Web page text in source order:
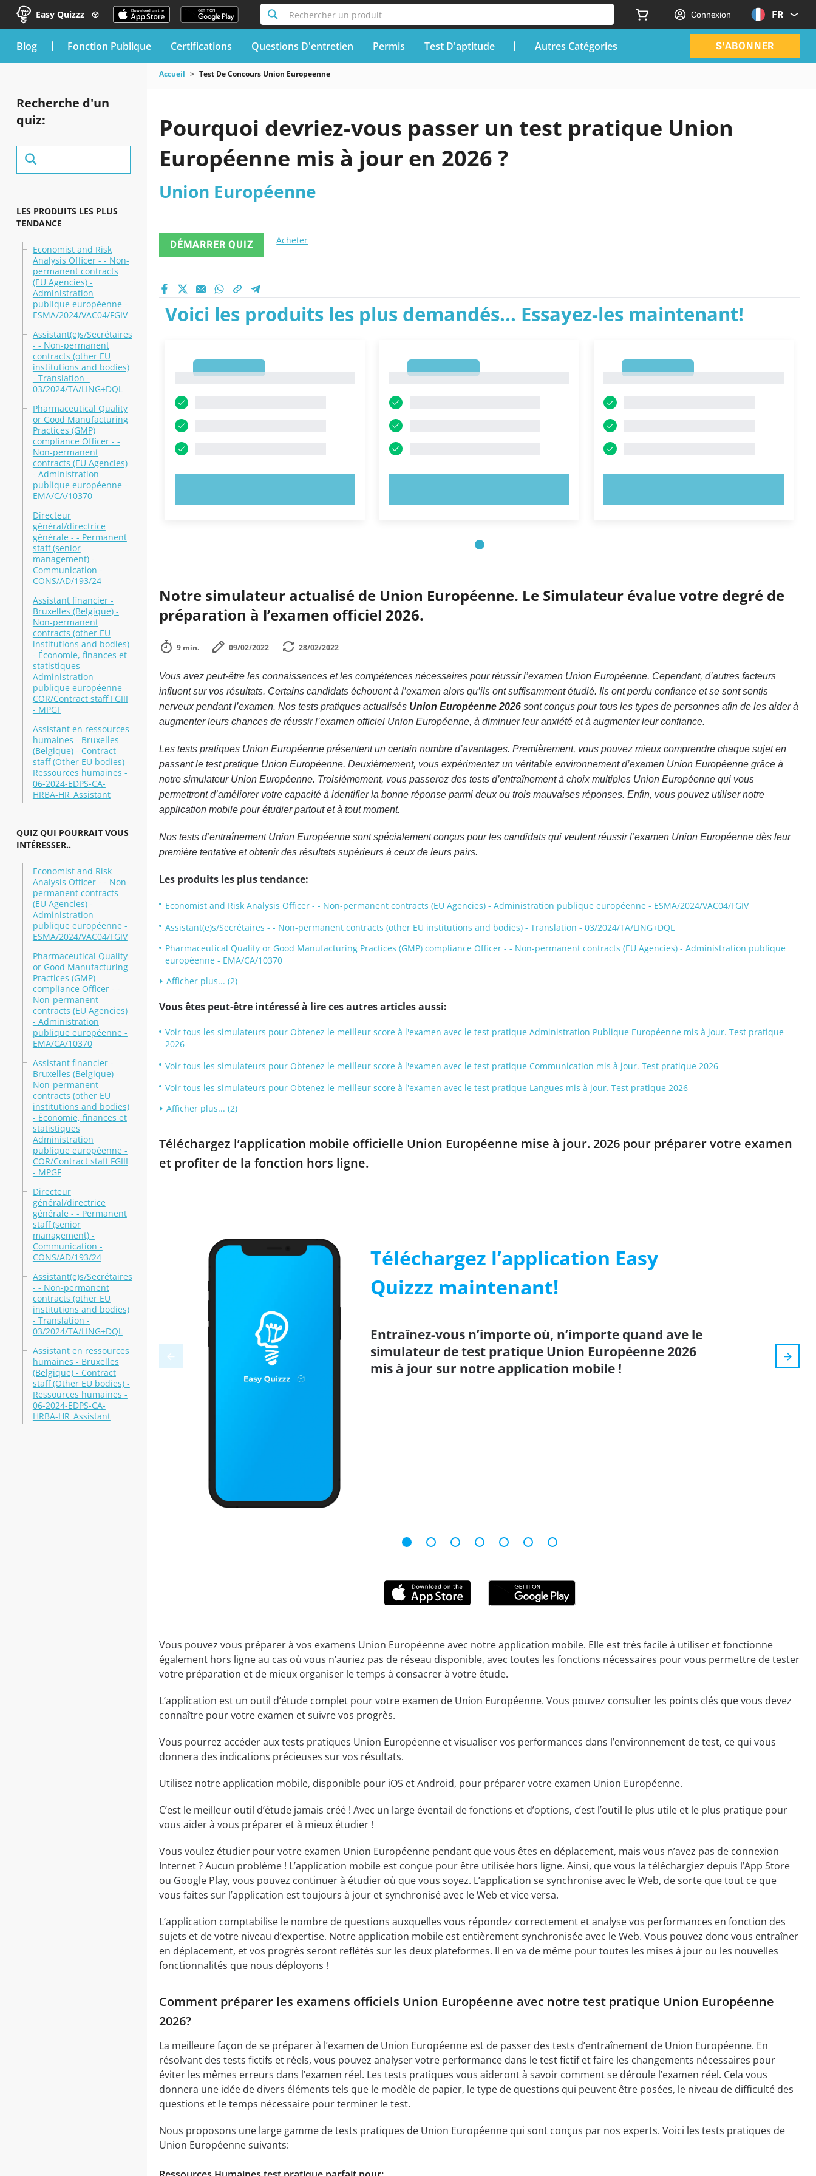
Easy Quizzz Rechercher un produit Connexion FR
blog Fonction Publique Certifications Questions D'entretien Permis Test D'aptitude Autres Catégories S'ABONNER
Recherche d'un
quiz:
LES PRODUITS LES PLUS
TENDANCE
Economist and Risk
Analysis Officer - - Non-
permanent contracts
(EU Agencies) -
Administration
publique européenne -
ESMA/2024/VAC04/FGIV
Assistant(e)s/Secrétaires
- - Non-permanent
contracts (other EU
institutions and bodies)
- Translation -
03/2024/TA/LING+DQL
Pharmaceutical Quality
or Good Manufacturing
Practices (GMP)
compliance Officer - -
Non-permanent
contracts (EU Agencies)
- Administration
publique européenne -
EMA/CA/10370
Directeur
général/directrice
générale - - Permanent
staff (senior
management) -
Communication -
CONS/AD/193/24
Assistant financier -
Bruxelles (Belgique) -
Non-permanent
contracts (other EU
institutions and bodies)
- Économie, finances et
statistiques
Administration
publique européenne -
COR/Contract staff FGIII
- MPGF
Assistant en ressources
humaines - Bruxelles
(Belgique) - Contract
staff (Other EU bodies) -
Ressources humaines -
06-2024-EDPS-CA-
HRBA-HR_Assistant
QUIZ QUI POURRAIT VOUS
INTÉRESSER..
Economist and Risk
Analysis Officer - - Non-
permanent contracts
(EU Agencies) -
Administration
publique européenne -
ESMA/2024/VAC04/FGIV
Pharmaceutical Quality
or Good Manufacturing
Practices (GMP)
compliance Officer - -
Non-permanent
contracts (EU Agencies)
- Administration
publique européenne -
EMA/CA/10370
Assistant financier -
Bruxelles (Belgique) -
Non-permanent
contracts (other EU
institutions and bodies)
- Économie, finances et
statistiques
Administration
publique européenne -
COR/Contract staff FGIII
- MPGF
Directeur
général/directrice
générale - - Permanent
staff (senior
management) -
Communication -
CONS/AD/193/24
Assistant(e)s/Secrétaires
- - Non-permanent
contracts (other EU
institutions and bodies)
- Translation -
03/2024/TA/LING+DQL
Assistant en ressources
humaines - Bruxelles
(Belgique) - Contract
staff (Other EU bodies) -
Ressources humaines -
06-2024-EDPS-CA-
HRBA-HR_Assistant
Accueil Test De Concours Union Europeenne
Pourquoi devriez-vous passer un test pratique Union
Européenne mis à jour en 2026 ?
Union Européenne
DÉMARRER QUIZ Acheter
Voici les produits les plus demandés... Essayez-les maintenant!
Notre simulateur actualisé de Union Européenne. Le Simulateur évalue votre degré de
préparation à l’examen officiel 2026.
9 min. 09/02/2022 28/02/2022
Vous avez peut-être les connaissances et les compétences nécessaires pour réussir l’examen Union Européenne. Cependant, d’autres facteurs
influent sur vos résultats. Certains candidats échouent à l’examen alors qu’ils ont suffisamment étudié. Ils ont perdu confiance et se sont sentis
nerveux pendant l’examen. Nos tests pratiques actualisés Union Européenne 2026sont conçus pour tous les types de personnes afin de les aider à
augmenter leurs chances de réussir l’examen officiel Union Européenne, à diminuer leur anxiété et à augmenter leur confiance.
Les tests pratiques Union Européenne présentent un certain nombre d’avantages. Premièrement, vous pouvez mieux comprendre chaque sujet en
passant le test pratique Union Européenne. Deuxièmement, vous expérimentez un véritable environnement d’examen Union Européenne grâce à
notre simulateur Union Européenne. Troisièmement, vous passerez des tests d’entraînement à choix multiples Union Européenne qui vous
permettront d’améliorer votre capacité à identifier la bonne réponse parmi deux ou trois mauvaises réponses. Enfin, vous pouvez utiliser notre
application mobile pour étudier partout et à tout moment.
Nos tests d’entraînement Union Européenne sont spécialement conçus pour les candidats qui veulent réussir l’examen Union Européenne dès leur
première tentative et obtenir des résultats supérieurs à ceux de leurs pairs.
Les produits les plus tendance:
Economist and Risk Analysis Officer - - Non-permanent contracts (EU Agencies) - Administration publique européenne - ESMA/2024/VAC04/FGIV
Assistant(e)s/Secrétaires - - Non-permanent contracts (other EU institutions and bodies) - Translation - 03/2024/TA/LING+DQL
Pharmaceutical Quality or Good Manufacturing Practices (GMP) compliance Officer - - Non-permanent contracts (EU Agencies) - Administration publique
européenne - EMA/CA/10370
Afficher plus... (2)
Vous êtes peut-être intéressé à lire ces autres articles aussi:
Voir tous les simulateurs pour Obtenez le meilleur score à l'examen avec le test pratique Administration Publique Européenne mis à jour. Test pratique
2026
Voir tous les simulateurs pour Obtenez le meilleur score à l'examen avec le test pratique Communication mis à jour. Test pratique 2026
Voir tous les simulateurs pour Obtenez le meilleur score à l'examen avec le test pratique Langues mis à jour. Test pratique 2026
Afficher plus... (2)
Téléchargez l’application mobile officielle Union Européenne mise à jour. 2026 pour préparer votre examen
et profiter de la fonction hors ligne.
Téléchargez l’application Easy
Quizzz maintenant!
Entraînez-vous n’importe où, n’importe quand ave le
simulateur de test pratique Union Européenne 2026
mis à jour sur notre application mobile !
Vous pouvez vous préparer à vos examens Union Européenne avec notre application mobile. Elle est très facile à utiliser et fonctionne
également hors ligne au cas où vous n’auriez pas de réseau disponible, avec toutes les fonctions nécessaires pour vous permettre de tester
votre préparation et de mieux organiser le temps à consacrer à votre étude.
L’application est un outil d’étude complet pour votre examen de Union Européenne. Vous pouvez consulter les points clés que vous devez
connaître pour votre examen et suivre vos progrès.
Vous pourrez accéder aux tests pratiques Union Européenne et visualiser vos performances dans l’environnement de test, ce qui vous
donnera des indications précieuses sur vos résultats.
Utilisez notre application mobile, disponible pour iOS et Android, pour préparer votre examen Union Européenne.
C’est le meilleur outil d’étude jamais créé ! Avec un large éventail de fonctions et d’options, c’est l’outil le plus utile et le plus pratique pour
vous aider à vous préparer et à mieux étudier !
Vous voulez étudier pour votre examen Union Européenne pendant que vous êtes en déplacement, mais vous n’avez pas de connexion
Internet ? Aucun problème ! L’application mobile est conçue pour être utilisée hors ligne. Ainsi, que vous la téléchargiez depuis l’App Store
ou Google Play, vous pouvez continuer à étudier où que vous soyez. L’application se synchronise avec le Web, de sorte que tout ce que
vous faites sur l’application est toujours à jour et synchronisé avec le Web et vice versa.
L’application comptabilise le nombre de questions auxquelles vous répondez correctement et analyse vos performances en fonction des
sujets et de votre niveau d’expertise. Notre application mobile est entièrement synchronisée avec le Web. Vous pouvez donc vous entraîner
en déplacement, et vos progrès seront reflétés sur les deux plateformes. Il en va de même pour toutes les mises à jour ou les nouvelles
fonctionnalités que nous déployons !
Comment préparer les examens officiels Union Européenne avec notre test pratique Union Européenne
2026?
La meilleure façon de se préparer à l’examen de Union Européenne est de passer des tests d’entraînement de Union Européenne. En
résolvant des tests fictifs et réels, vous pouvez analyser votre performance dans le test fictif et faire les changements nécessaires pour
éviter les mêmes erreurs dans l’examen réel. Les tests pratiques vous aideront à savoir comment se déroule l’examen réel. Cela vous
donnera une idée de divers éléments tels que le modèle de papier, le type de questions qui peuvent être posées, le niveau de difficulté des
questions et le temps nécessaire pour terminer le test.
Nous proposons une large gamme de tests pratiques de Union Européenne qui sont conçus par nos experts. Voici les tests pratiques de
Union Européenne suivants: